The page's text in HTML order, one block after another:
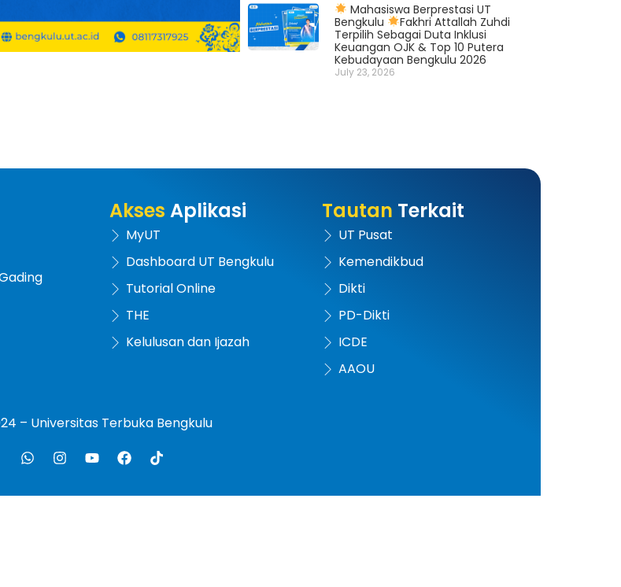
Mahasiswa Berprestasi UT
Bengkulu
Fakhri Attallah Zuhdi
Terpilih Sebagai Duta Inklusi
Keuangan OJK & Top 10 Putera
Kebudayaan Bengkulu 2026
July 23, 2026
Akses Aplikasi
MyUT
Dashboard UT Bengkulu
Tutorial Online
THE
Kelulusan dan Ijazah
Tautan Terkait
UT Pusat
Kemendikbud
Dikti
PD-Dikti
ICDE
AAOU
– Universitas Terbuka Bengkulu